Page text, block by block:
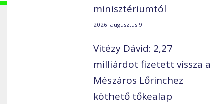
minisztériumtól
2026. augusztus 9.
Vitézy Dávid: 2,27
milliárdot fizetett vissza a
Mészáros Lőrinchez
köthető tőkealap